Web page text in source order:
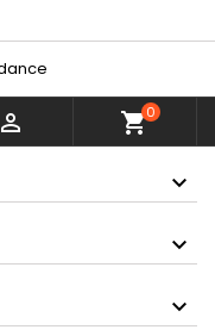
 shopping_cart0